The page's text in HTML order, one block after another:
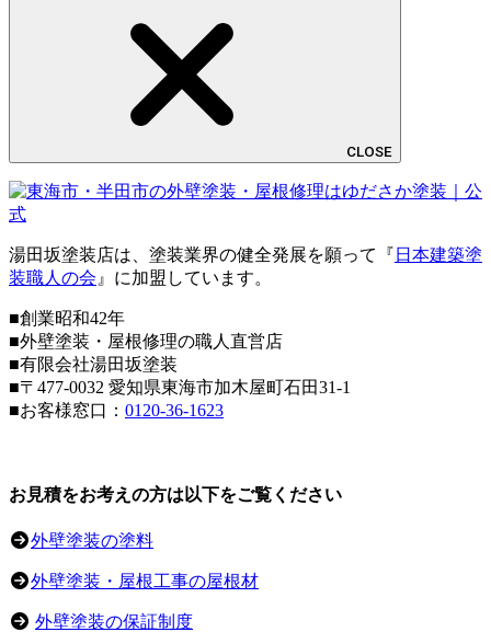
CLOSE
湯田坂塗装店は、塗装業界の健全発展を願って『 日本建築塗
装職人の会』に加盟しています。
■創業昭和42年
■外壁塗装・屋根修理の職人直営店
■有限会社湯田坂塗装
■〒 477-0032 愛知県東海市加木屋町石田31-1
■お客様窓口： 0120-36-1623
お見積をお考えの方は以下をご覧ください
外壁塗装の塗料
外壁塗装・屋根工事の屋根材
外壁塗装の保証制度